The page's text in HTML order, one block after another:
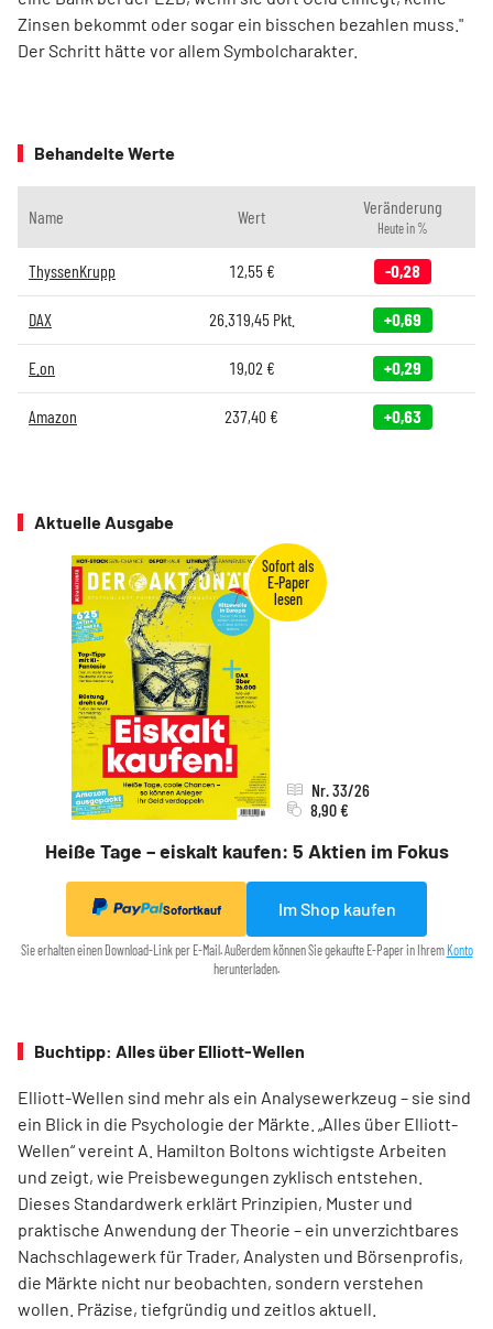
Zinsen bekommt oder sogar ein bisschen bezahlen muss."
Der Schritt hätte vor allem Symbolcharakter.
Behandelte Werte
Name Wert Veränderung
Heute in %
ThyssenKrupp 12,55€ -0,28
DAX 26.319,45Pkt. +0,69
E.on 19,02 € +0,29
Amazon 237,40 € +0,63
Aktuelle Ausgabe
Heiße Tage – eiskalt kaufen: 5 Aktien im Fokus
Nr. 33/26
8,90 €
Sofortkauf Im Shop kaufen
Sie erhalten einen Download-Link per E-Mail. Außerdem können Sie gekaufte E-Paper in Ihrem Konto
herunterladen.
Buchtipp: Alles über Elliott-Wellen
Elliott-Wellen sind mehr als ein Analysewerkzeug – sie sind
ein Blick in die Psychologie der Märkte. „Alles über Elliott-
Wellen“ vereint A. Hamilton Boltons wichtigste Arbeiten
und zeigt, wie Preisbewegungen zyklisch entstehen.
Dieses Standardwerk erklärt Prinzipien, Muster und
praktische Anwendung der Theorie – ein unverzichtbares
Nachschlagewerk für Trader, Analysten und Börsenprofis,
die Märkte nicht nur beobachten, sondern verstehen
wollen. Präzise, tiefgründig und zeitlos aktuell.